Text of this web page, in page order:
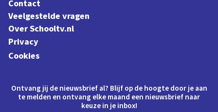
Contact
Veelgestelde vragen
Over Schooltv.nl
Privacy
Cookies
Ontvang jij de nieuwsbrief al? Blijf op de hoogte door je aan
te melden en ontvang elke maand een nieuwsbrief naar
keuze in je inbox!